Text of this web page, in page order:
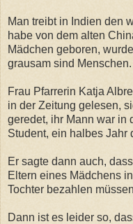
Man treibt in Indien den
habe von dem alten
Mädchen geboren,
grausam sind Menschen.
Frau Pfarrerin Katja
in der Zeitung gelesen,
geredet, ihr Mann war in
Student, ein halbes Jahr
Er sagte dann auch,
Eltern eines Mädchens
Tochter bezahlen
Dann ist es leider so,